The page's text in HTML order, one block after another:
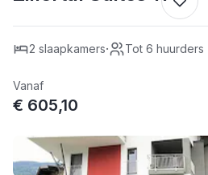
2 slaapkamers· Tot 6 huurders
Vanaf
€ 605,10
4/5